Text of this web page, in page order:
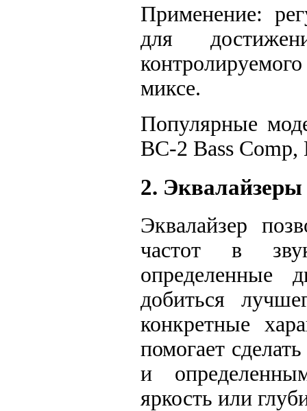
Применение:
для
миксе.
Популярные
BC-2 Bass
2.
Эквалайзер
частот в
добиться
конкретные
помогает
и
яркость или